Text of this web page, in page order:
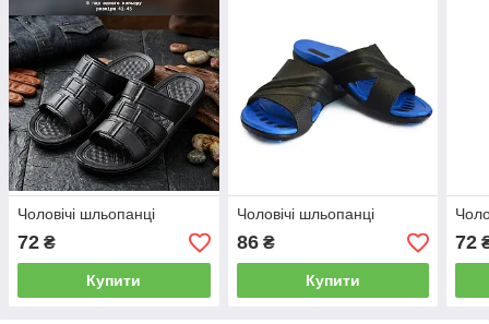
Чоловічі шльопанці
72 ₴
Купити
Чоловічі шльопанці
86₴
Купити
72